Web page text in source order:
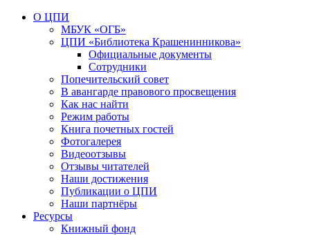
О ЦПИ
МБУК «ОГБ»
ЦПИ «Библиотека Крашенинникова»
Официальные документы
Сотрудники
Попечительский совет
В авангарде правового просвещения
Как нас найти
Режим работы
Книга почетных гостей
Фотогалерея
Видеоотзывы
Отзывы читателей
Наши достижения
Публикации о ЦПИ
Наши партнёры
Ресурсы
Книжный фонд